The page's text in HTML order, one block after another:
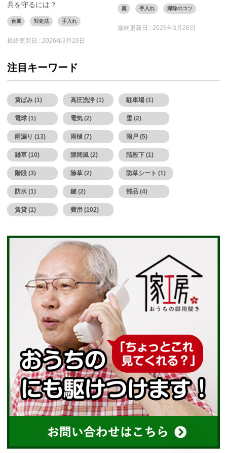
具を守るには？
台風 対処法 手入れ
最終更新日 : 2026年3月26日
庭 手入れ 掃除のコツ
最終更新日 :2026年3月26日
注目キーワード
黄ばみ (1) 高圧洗浄 (1) 駐車場 (1)
電球 (1) 電気 (2) 雪 (2)
雨漏り (13) 雨樋 (7) 雨戸 (5)
雑草 (10) 隙間風 (2) 階段下 (1)
階段 (3) 除草 (2) 防草シート (1)
防水 (1) 鍵 (2) 部品 (4)
賃貸 (1) 費用 (102)